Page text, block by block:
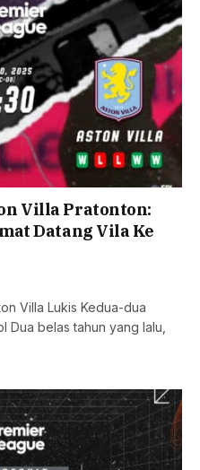
Villa Pratonton:
Datang Vila Ke
Villa Lukis Kedua-dua
Dua belas tahun yang lalu,